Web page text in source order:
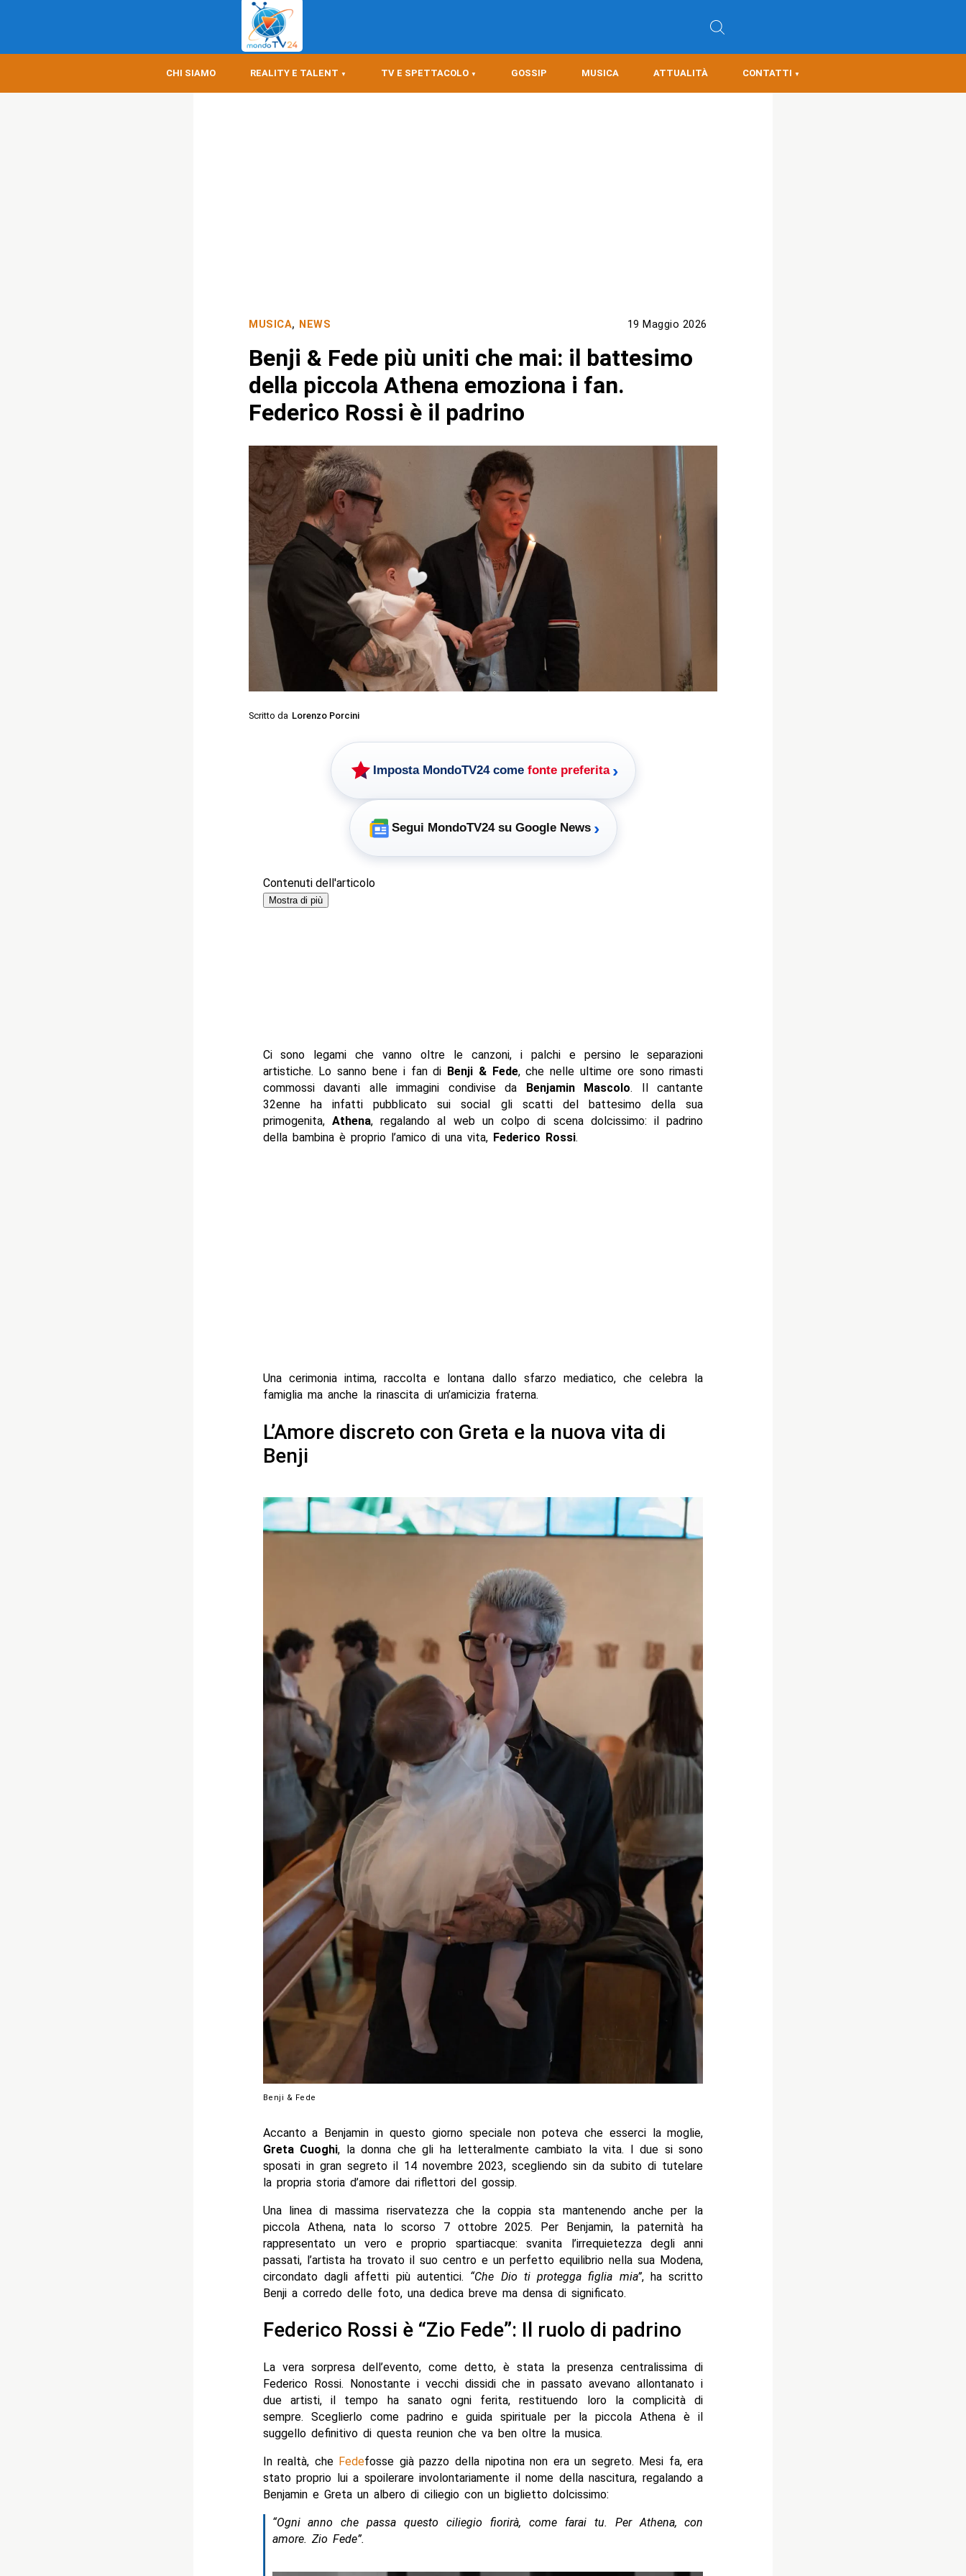
CHI SIAMO REALITY E TALENT TV E SPETTACOLO GOSSIP MUSICA ATTUALITÀ CONTATTI
MUSICA, NEWS 19 Maggio 2026
Benji & Fede più uniti che mai: il battesimo
della piccola Athena emoziona i fan.
Federico Rossi è il padrino
Scritto da Lorenzo Porcini
Imposta MondoTV24 come fonte preferita ›
Segui MondoTV24 su Google News ›
Contenuti dell'articolo
Mostra di più
Ci sono legami che vanno oltre le canzoni, i palchi e persino le separazioni
artistiche. Lo sanno bene i fan di Benji & Fede, che nelle ultime ore sono rimasti
commossi davanti alle immagini condivise da
Benjamin Mascolo. Il cantante
32enne ha infatti pubblicato sui social gli scatti del battesimo della sua
primogenita, Athena, regalando al web un colpo di scena dolcissimo: il padrino
della bambina è proprio l’amico di una vita, Federico Rossi.
Una cerimonia intima, raccolta e lontana dallo sfarzo mediatico, che celebra la
famiglia ma anche la rinascita di un’amicizia fraterna.
L’Amore discreto con Greta e la nuova vita di
Benji
Benji & Fede
Accanto a Benjamin in questo giorno speciale non poteva che esserci la moglie,
Greta Cuoghi, la donna che gli ha letteralmente cambiato la vita. I due si sono
sposati in gran segreto il 14 novembre 2023, scegliendo sin da subito di tutelare
la propria storia d’amore dai riflettori del gossip.
Una linea di massima riservatezza che la coppia sta mantenendo anche per la
piccola Athena, nata lo scorso 7 ottobre 2025. Per Benjamin, la paternità ha
rappresentato un vero e proprio spartiacque: svanita l’irrequietezza degli anni
passati, l’artista ha trovato il suo centro e un perfetto equilibrio nella sua Modena,
circondato dagli affetti più autentici. “Che Dio ti protegga figlia mia”, ha scritto
Benji a corredo delle foto, una dedica breve ma densa di significato.
Federico Rossi è “Zio Fede”: Il ruolo di padrino
La vera sorpresa dell’evento, come detto, è stata la presenza centralissima di
Federico Rossi. Nonostante i vecchi dissidi che in passato avevano allontanato i
due artisti, il tempo ha sanato ogni ferita, restituendo loro la complicità di
sempre. Sceglierlo come padrino e guida spirituale per la piccola Athena è il
suggello definitivo di questa reunion che va ben oltre la musica.
In realtà, che Fedefosse già pazzo della nipotina non era un segreto. Mesi fa, era
stato proprio lui a spoilerare involontariamente il nome della nascitura, regalando a
Benjamin e Greta un albero di ciliegio con un biglietto dolcissimo:
“Ogni anno che passa questo ciliegio fiorirà, come farai tu. Per Athena, con
amore. Zio Fede”.